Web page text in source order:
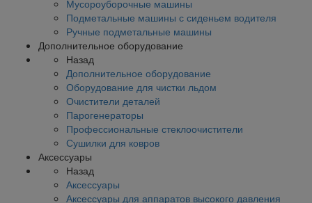
Мусороуборочные машины
Подметальные машины с сиденьем водителя
Ручные подметальные машины
Дополнительное оборудование
Назад
Дополнительное оборудование
Оборудование для чистки льдом
Очистители деталей
Парогенераторы
Профессиональные стеклоочистители
Сушилки для ковров
Аксессуары
Назад
Аксессуары
Аксессуары для аппаратов высокого давления